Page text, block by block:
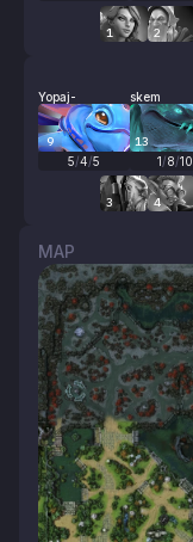
1 2
Yopaj-
9
5/4/5
skem
13
1/8/10
3 4
MAP